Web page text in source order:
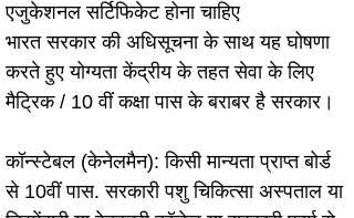
एजुकेशनल सर्टिफिकेट होना चाहिए
भारत सरकार की अधिसूचना के साथ यह घोषणा
करते हुए योग्यता केंद्रीय के तहत सेवा के लिए
मैट्रिक / 10 वीं कक्षा पास के बराबर है सरकार।
कॉन्स्टेबल (केनेलमैन): किसी मान्यता प्राप्त बोर्ड
से 10वीं पास. सरकारी पशु चिकित्सा अस्पताल या